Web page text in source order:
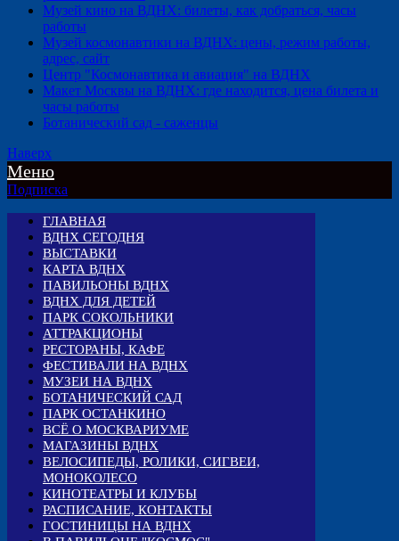
Музей кино на ВДНХ: билеты, как добраться, часы
работы
Музей космонавтики на ВДНХ: цены, режим работы,
адрес, сайт
Центр "Космонавтика и авиация" на ВДНХ
Макет Москвы на ВДНХ: где находится, цена билета и
часы работы
Ботанический сад - саженцы
Наверх
Меню
Подписка
ГЛАВНАЯ
ВДНХ СЕГОДНЯ
ВЫСТАВКИ
КАРТА ВДНХ
ПАВИЛЬОНЫ ВДНХ
ВДНХ ДЛЯ ДЕТЕЙ
ПАРК СОКОЛЬНИКИ
АТТРАКЦИОНЫ
РЕСТОРАНЫ, КАФЕ
ФЕСТИВАЛИ НА ВДНХ
МУЗЕИ НА ВДНХ
БОТАНИЧЕСКИЙ САД
ПАРК ОСТАНКИНО
ВСЁ О МОСКВАРИУМЕ
МАГАЗИНЫ ВДНХ
ВЕЛОСИПЕДЫ, РОЛИКИ, СИГВЕИ,
МОНОКОЛЕСО
КИНОТЕАТРЫ И КЛУБЫ
РАСПИСАНИЕ, КОНТАКТЫ
ГОСТИНИЦЫ НА ВДНХ